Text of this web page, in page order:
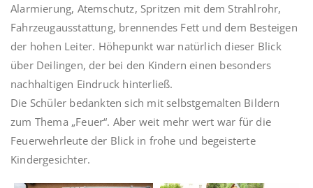
Alarmierung, Atemschutz, Spritzen mit dem Strahlrohr,
Fahrzeugausstattung, brennendes Fett und dem Besteigen
der hohen Leiter. Höhepunkt war natürlich dieser Blick
über Deilingen, der bei den Kindern einen besonders
nachhaltigen Eindruck hinterließ.
Die Schüler bedankten sich mit selbstgemalten Bildern
zum Thema „Feuer“. Aber weit mehr wert war für die
Feuerwehrleute der Blick in frohe und begeisterte
Kindergesichter.